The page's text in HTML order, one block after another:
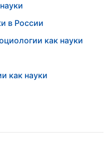
в России
как науки
как науки